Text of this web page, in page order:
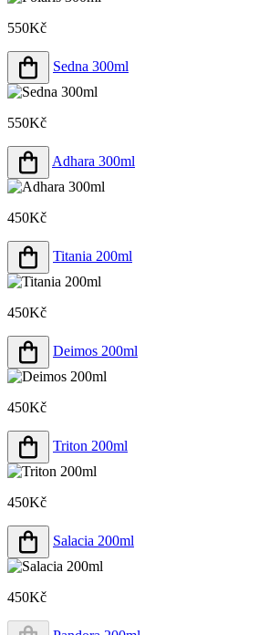
550Kč
Sedna 300ml
550Kč
Adhara 300ml
450Kč
Titania 200ml
450Kč
Deimos 200ml
450Kč
Triton 200ml
450Kč
Salacia 200ml
450Kč